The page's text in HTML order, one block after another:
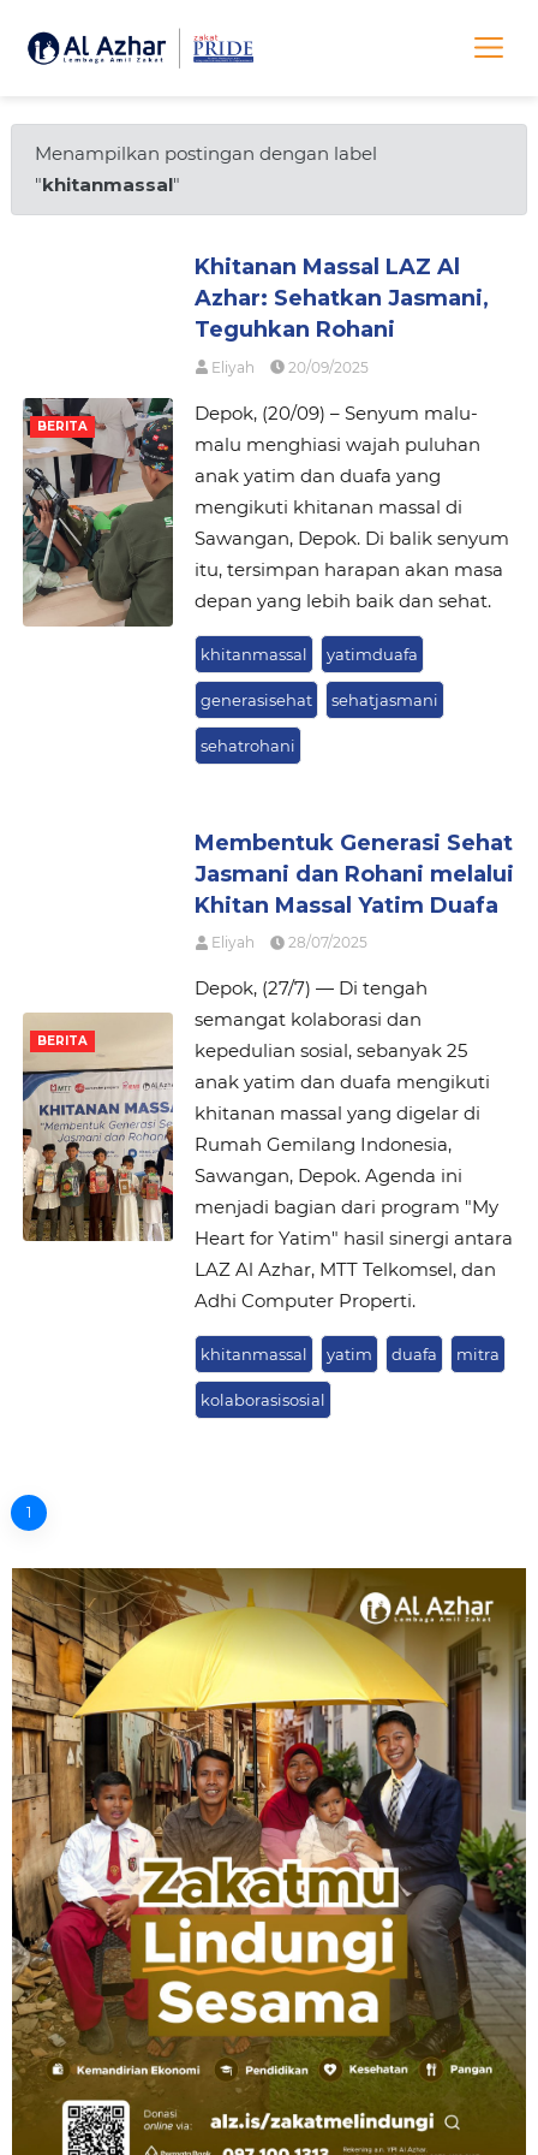
Menampilkan postingan dengan label
"khitanmassal"
BERITA
Khitanan Massal LAZ Al
Azhar: Sehatkan Jasmani,
Teguhkan Rohani
Eliyah 20/09/2025
Depok, (20/09) – Senyum malu-
malu menghiasi wajah puluhan
anak yatim dan duafa yang
mengikuti khitanan massal di
Sawangan, Depok. Di balik senyum
itu, tersimpan harapan akan masa
depan yang lebih baik dan sehat.
khitanmassal yatimduafa
generasisehat sehatjasmani
sehatrohani
BERITA
Membentuk Generasi Sehat
Jasmani dan Rohani melalui
Khitan Massal Yatim Duafa
Eliyah 28/07/2025
Depok, (27/7) — Di tengah
semangat kolaborasi dan
kepedulian sosial, sebanyak 25
anak yatim dan duafa mengikuti
khitanan massal yang digelar di
Rumah Gemilang Indonesia,
Sawangan, Depok. Agenda ini
menjadi bagian dari program "My
Heart for Yatim" hasil sinergi antara
LAZ Al Azhar, MTT Telkomsel, dan
Adhi Computer Properti.
khitanmassal yatim duafa mitra
kolaborasisosial
1